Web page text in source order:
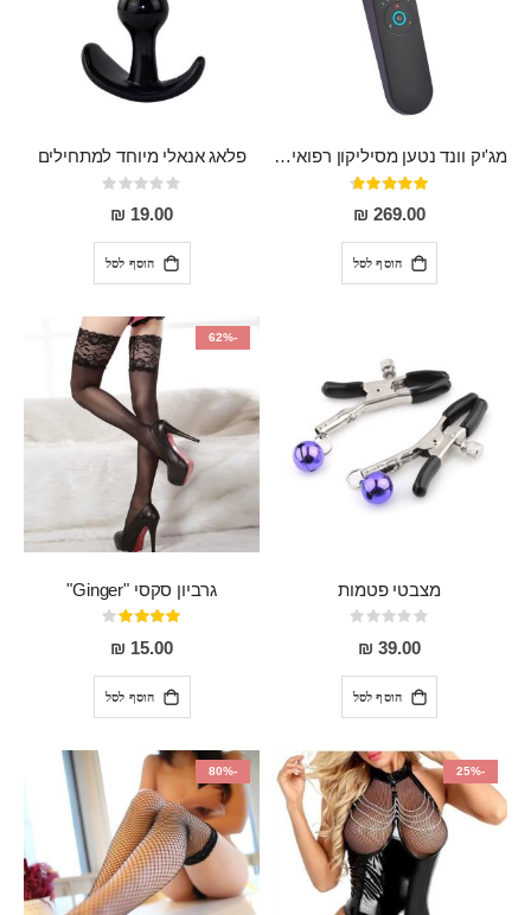
מג'יק וונד נטען מסיליקון רפואי חזק בעל 12 מצבי רטט ו6 מהירויות שונות ROMI
דירוג:
93%
269.00 ₪
הוסף לסל
פלאג אנאלי מיוחד למתחילים
Rating:
0%
19.00 ₪
הוסף לסל
מצבטי פטמות
Rating:
0%
39.00 ₪
הוסף לסל
-62%
גרביון סקסי "Ginger"
דירוג:
80%
15.00 ₪
הוסף לסל
-25%
-80%